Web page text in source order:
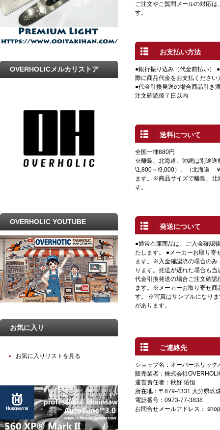
ご注文やご質問メールの対応
す。
お支払い方法
●銀行振り込み（代金前払い）
際に商品代金をお支払ください
●代金引換発送の場合商品引き
注文確認後７日以内
送料について
全国一律880円
※離島、北海道、沖縄は別途送
\1,800～\9,000）、（北海道
ます。※商品サイズで離島、北
す。
発送について
●通常在庫商品は、ご入金確認
たします。 ●メーカーお取り寄
ます。※入金確認済の場合の
ります。発送が遅れた場合も
代金引換発送の場合ご注文確
ます。※メーカーお取り寄せ商
す。 ※写真はサンプルになり
があります。
ご連絡先
ショップ名：オーバーホリック
販売業者：株式会社
運営責任者：秋好 佑恒
所在地：〒879-4331 大分県玖
電話番号：0973-77-3838
お問合せメールアドレス：
OVERHOLICメルカリストア
OVERHOLIC YOUTUBE
お気に入り
お気に入りリストを見る